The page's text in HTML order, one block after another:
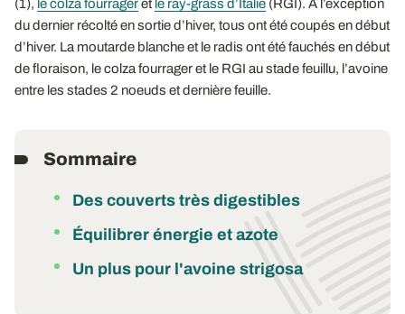
(1), le colza fourrageret le ray-grass d’Italie (RGI). À l’exception
du dernier récolté en sortie d’hiver, tous ont été coupés en début
d’hiver. La moutarde blanche et le radis ont été fauchés en début
de floraison, le colza fourrager et le RGI au stade feuillu, l’avoine
entre les stades 2 noeuds et dernière feuille.
Sommaire
Des couverts très digestibles
Équilibrer énergie et azote
Un plus pour l'avoine strigosa